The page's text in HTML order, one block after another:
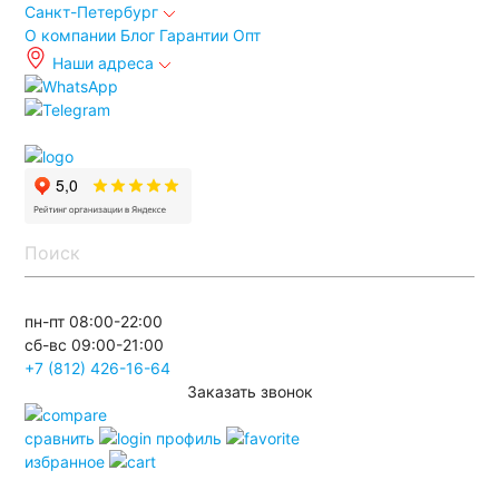
Санкт-Петербург
О компании Блог Гарантии Опт
Наши адреса
пн-пт 08:00-22:00
сб-вс 09:00-21:00
+7 (812) 426-16-64
Заказать звонок
сравнить
профиль
избранное